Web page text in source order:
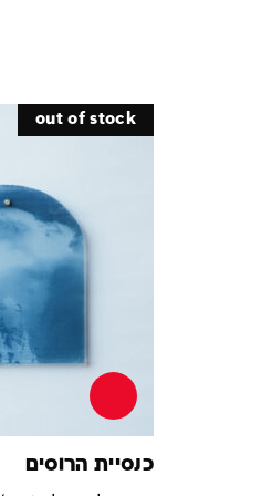
out of stock
כנסיית הרוסים